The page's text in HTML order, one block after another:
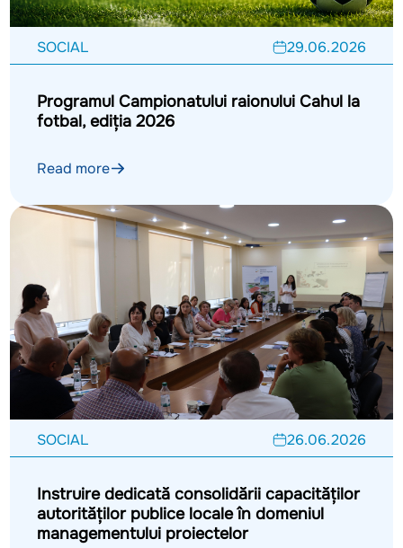
SOCIAL 29.06.2026
Programul Campionatului raionului Cahul la
fotbal, ediția 2026
Read more
SOCIAL 26.06.2026
Instruire dedicată consolidării capacităților
autorităților publice locale în domeniul
managementului proiectelor